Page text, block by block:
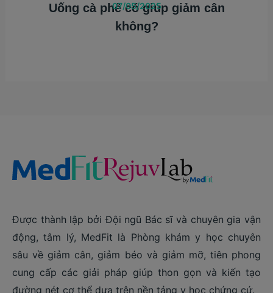
Uống cà phê có giúp giảm cân
không?
07/05/2025
Được thành lập bởi Đội ngũ Bác sĩ và chuyên gia vận
động, tâm lý, MedFit là Phòng khám y học chuyên
sâu về giảm cân, giảm béo và giảm mỡ, tiên phong
cung cấp các giải pháp giúp thon gọn và kiến tạo
đường nét cơ thể dựa trên nền tảng y học chứng cứ.